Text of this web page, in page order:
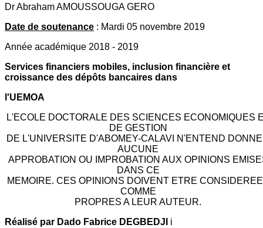
Dr Abraham AMOUSSOUGA GERO
Date de soutenance : Mardi 05 novembre 2019
Année académique 2018 - 2019
Services financiers mobiles, inclusion financière et
croissance des dépôts bancaires dans
l'UEMOA
L'ECOLE DOCTORALE DES SCIENCES ECONOMIQUES
DE GESTION
DE L'UNIVERSITE D'ABOMEY-CALAVI N'ENTEND
AUCUNE
APPROBATION OU IMPROBATION AUX OPINIONS
DANS CE
MEMOIRE. CES OPINIONS DOIVENT ETRE
COMME
PROPRES A LEUR AUTEUR.
Réalisé par Dado Fabrice DEGBEDJI i